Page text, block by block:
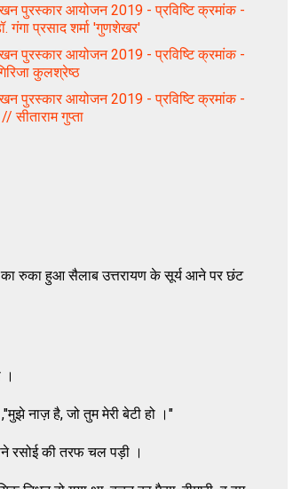
पुरस्कार आयोजन 2019 - प्रविष्टि क्रमांक -
गंगा प्रसाद शर्मा 'गुणशेखर'
पुरस्कार आयोजन 2019 - प्रविष्टि क्रमांक -
कुलश्रेष्ठ
पुरस्कार आयोजन 2019 - प्रविष्टि क्रमांक -
सीताराम गुप्ता
रुका हुआ सैलाब उत्तरायण के सूर्य आने पर छंट
।
नाज़ है, जो तुम मेरी बेटी हो ।"
रसोई की तरफ चल पड़ी ।